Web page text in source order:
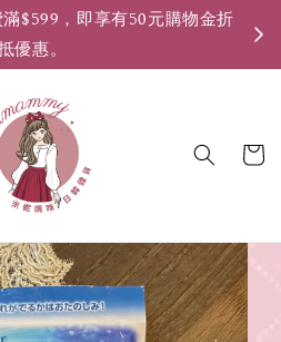
$599，即享有50元購物金折
優惠。